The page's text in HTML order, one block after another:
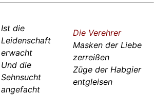
Ist die
Leidenschaft
erwacht
Und die
Sehnsucht
angefacht
Die Verehrer
Masken der Liebe
zerreißen
Züge der Habgier
entgleisen